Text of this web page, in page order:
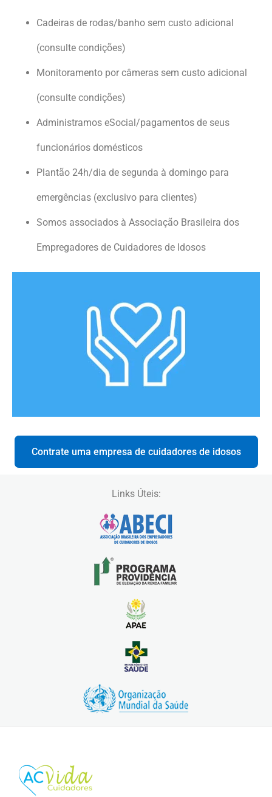
Cadeiras de rodas/banho sem custo adicional
(consulte condições)
Monitoramento por câmeras sem custo adicional
(consulte condições)
Administramos eSocial/pagamentos de seus
funcionários domésticos
Plantão 24h/dia de segunda à domingo para
emergências (exclusivo para clientes)
Somos associados à Associação Brasileira dos
Empregadores de Cuidadores de Idosos
Contrate uma empresa de cuidadores de idosos
Links Úteis: